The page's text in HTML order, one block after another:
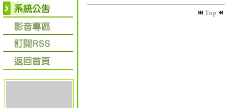
Top